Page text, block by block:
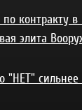
контракту в
элита
"НЕТ"